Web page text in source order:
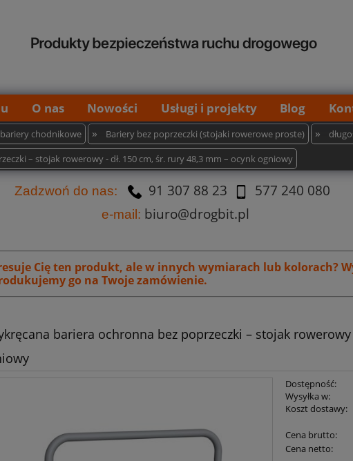
O nas Nowości Usługi i projekty Blog
chodnikowe » Bariery bez poprzeczki (stojaki rowerowe proste) »
– stojak rowerowy - dł. 150 cm, śr. rury 48,3 mm – ocynk ogniowy
Zadzwoń do nas: 91 307 88 23 577 240 080
e-mail: biuro@drogbit.pl
Cię ten produkt, ale w innych wymiarach lub kolorach?
go na Twoje zamówienie.
bariera ochronna bez poprzeczki – stojak
Dostępność:
Wysyłka w:
Koszt dostawy:
Cena brutto:
Cena netto: